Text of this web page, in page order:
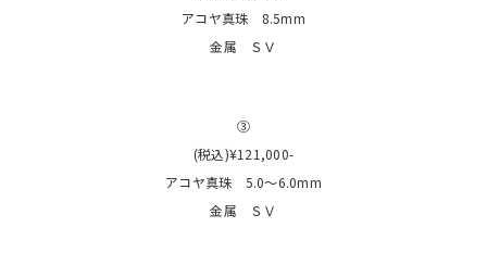
アコヤ真珠 8.5mm
金属 ＳＶ
③
(税込)¥121,000-
アコヤ真珠 5.0〜6.0mm
金属 ＳＶ